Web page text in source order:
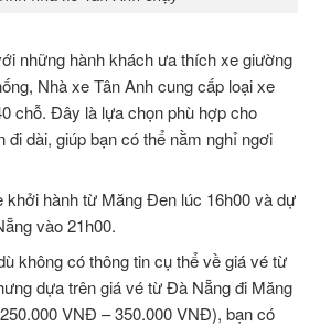
những hành khách ưa thích xe giường
Nhà xe Tân Anh cung cấp loại xe
chỗ. Đây là lựa chọn phù hợp cho
đi dài, giúp bạn có thể nằm nghỉ ngơi
khởi hành từ Măng Đen lúc 16h00 và dự
vào 21h00.
không có thông tin cụ thể về giá vé từ
dựa trên giá vé từ Đà Nẵng đi Măng
VNĐ – 350.000 VNĐ), bạn có